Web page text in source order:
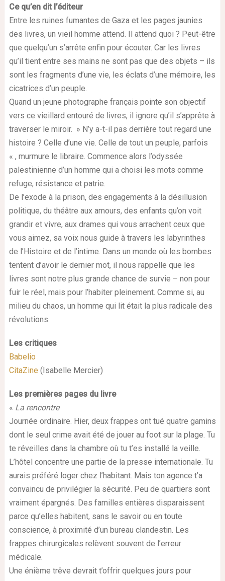
Ce qu’en dit l’éditeur
Entre les ruines fumantes de Gaza et les pages jaunies
des livres, un vieil homme attend. Il attend quoi ? Peut-être
que quelqu’un s’arrête enfin pour écouter. Car les livres
qu’il tient entre ses mains ne sont pas que des objets – ils
sont les fragments d’une vie, les éclats d’une mémoire, les
cicatrices d’un peuple.
Quand un jeune photographe français pointe son objectif
vers ce vieillard entouré de livres, il ignore qu’il s’apprête à
traverser le miroir. » N’y a-t-il pas derrière tout regard une
histoire ? Celle d’une vie. Celle de tout un peuple, parfois
« , murmure le libraire. Commence alors l’odyssée
palestinienne d’un homme qui a choisi les mots comme
refuge, résistance et patrie.
De l’exode à la prison, des engagements à la désillusion
politique, du théâtre aux amours, des enfants qu’on voit
grandir et vivre, aux drames qui vous arrachent ceux que
vous aimez, sa voix nous guide à travers les labyrinthes
de l’Histoire et de l’intime. Dans un monde où les bombes
tentent d’avoir le dernier mot, il nous rappelle que les
livres sont notre plus grande chance de survie – non pour
fuir le réel, mais pour l’habiter pleinement. Comme si, au
milieu du chaos, un homme qui lit était la plus radicale des
révolutions.
Les critiques
Babelio
CitaZine (Isabelle Mercier)
Les premières pages du livre
« La rencontre
Journée ordinaire. Hier, deux frappes ont tué quatre gamins
dont le seul crime avait été de jouer au foot sur la plage. Tu
te réveilles dans la chambre où tu t’es installé la veille.
L’hôtel concentre une partie de la presse internationale. Tu
aurais préféré loger chez l’habitant. Mais ton agence t’a
convaincu de privilégier la sécurité. Peu de quartiers sont
vraiment épargnés. Des familles entières disparaissent
parce qu’elles habitent, sans le savoir ou en toute
conscience, à proximité d’un bureau clandestin. Les
frappes chirurgicales relèvent souvent de l’erreur
médicale.
Une énième trêve devrait t’offrir quelques jours pour